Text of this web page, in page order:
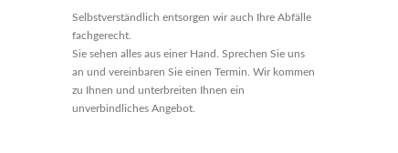
Selbstverständlich entsorgen wir auch Ihre Abfälle
fachgerecht.
Sie sehen alles aus einer Hand. Sprechen Sie uns
an und vereinbaren Sie einen Termin. Wir kommen
zu Ihnen und unterbreiten Ihnen ein
unverbindliches Angebot.